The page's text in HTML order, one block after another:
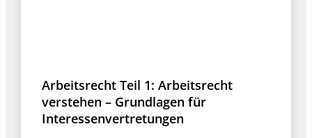
Arbeitsrecht Teil 1: Arbeitsrecht
verstehen – Grundlagen für
Interessenvertretungen